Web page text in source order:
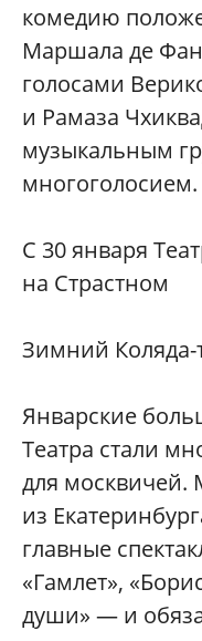
комедию
Маршала де
голосами
и Рамаза
музыкальным
многоголосием.
С 30 января
на Страстном
Зимний Коляда-
Январские
Театра стали
для москвичей.
из
главные
«Гамлет»,
души» — и